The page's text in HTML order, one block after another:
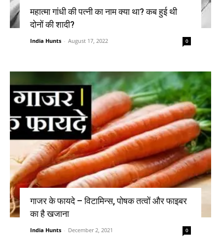
महात्मा गांधी की पत्नी का नाम क्या था? कब हुई थी
दोनों की शादी?
India Hunts - August 17, 2022 0
गाजर के फायदे – विटामिन्स, पोषक तत्वों और फाइबर
का है खजाना
India Hunts - December 2, 2021 0